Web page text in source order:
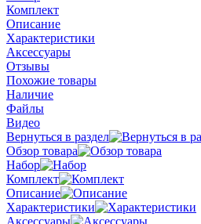
Комплект
Описание
Характеристики
Аксессуары
Отзывы
Похожие товары
Наличие
Файлы
Видео
Вернуться в раздел
Обзор товара
Набор
Комплект
Описание
Характеристики
Аксессуары